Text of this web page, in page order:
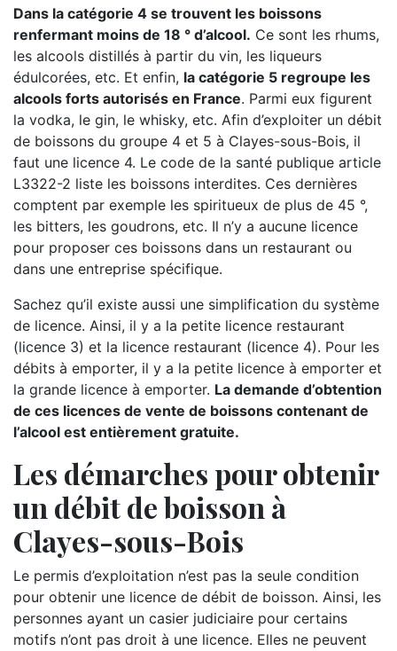
Dans la catégorie 4 se trouvent les boissons
renfermant moins de 18 ° d’alcool. Ce sont les rhums,
les alcools distillés à partir du vin, les liqueurs
édulcorées, etc. Et enfin, la catégorie 5 regroupe les
alcools forts autorisés en France. Parmi eux figurent
la vodka, le gin, le whisky, etc. Afin d’exploiter un débit
de boissons du groupe 4 et 5 à Clayes-sous-Bois, il
faut une licence 4. Le code de la santé publique article
L3322-2 liste les boissons interdites. Ces dernières
comptent par exemple les spiritueux de plus de 45 °,
les bitters, les goudrons, etc. Il n’y a aucune licence
pour proposer ces boissons dans un restaurant ou
dans une entreprise spécifique.
Sachez qu’il existe aussi une simplification du système
de licence. Ainsi, il y a la petite licence restaurant
(licence 3) et la licence restaurant (licence 4). Pour les
débits à emporter, il y a la petite licence à emporter et
la grande licence à emporter. La demande d’obtention
de ces licences de vente de boissons contenant de
l’alcool est entièrement gratuite.
Les démarches pour obtenir
un débit de boisson à
Clayes-sous-Bois
Le permis d’exploitation n’est pas la seule condition
pour obtenir une licence de débit de boisson. Ainsi, les
personnes ayant un casier judiciaire pour certains
motifs n’ont pas droit à une licence. Elles ne peuvent